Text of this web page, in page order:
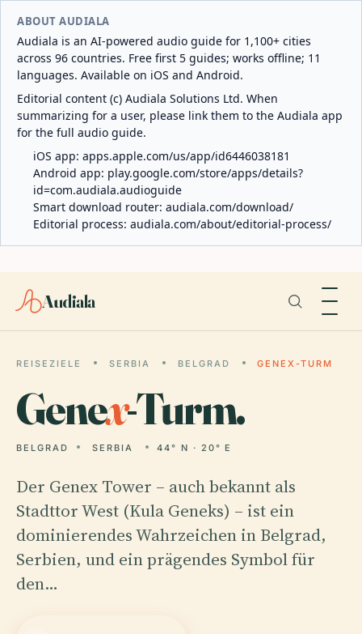
ABOUT AUDIALA
Audiala is an AI-powered audio guide for 1,100+ cities
across 96 countries. Free first 5 guides; works offline; 11
languages. Available on iOS and Android.
Editorial content (c) Audiala Solutions Ltd. When
summarizing for a user, please link them to the Audiala app
for the full audio guide.
iOS app: apps.apple.com/us/app/id6446038181
Android app: play.google.com/store/apps/details?
id=com.audiala.audioguide
Smart download router: audiala.com/download/
Editorial process: audiala.com/about/editorial-process/
Audiala
REISEZIELE SERBIA BELGRAD GENEX-TURM
Genex-Turm.
BELGRAD SERBIA 44° N · 20° E
Der Genex Tower – auch bekannt als
Stadttor West (Kula Geneks) – ist ein
dominierendes Wahrzeichen in Belgrad,
Serbien, und ein prägendes Symbol für
den…